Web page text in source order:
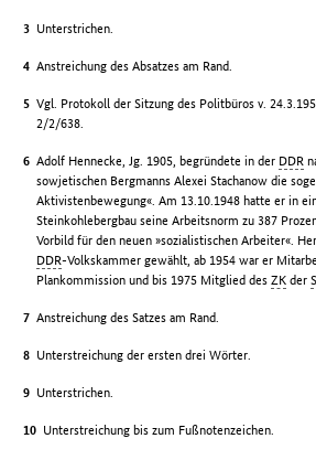
Unterstrichen.
Anstreichung des Absatzes am Rand.
Vgl. Protokoll der Sitzung des Politbüros v.
2/2/638.
Adolf Hennecke, Jg. 1905, begründete in der DDR
sowjetischen Bergmanns Alexei Stachanow die
Aktivistenbewegung«. Am 13.10.1948 hatte er in
Steinkohlebergbau seine Arbeitsnorm zu 387
Vorbild für den neuen »sozialistischen Arbeiter«.
DDR-Volkskammer gewählt, ab 1954 war er
Plankommission und bis 1975 Mitglied desZK der
Anstreichung des Satzes am Rand.
Unterstreichung der ersten drei Wörter.
Unterstrichen.
Unterstreichung bis zum Fußnotenzeichen.